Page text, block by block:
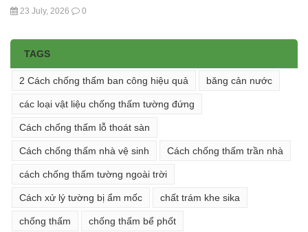
23 July, 2026 0
TAGS
2 Cách chống thấm ban công hiệu quả băng cản nước
các loại vật liệu chống thấm tường đứng
Cách chống thấm lỗ thoát sàn
Cách chống thấm nhà vệ sinh Cách chống thấm trần nhà
cách chống thấm tường ngoài trời
Cách xử lý tường bị ẩm mốc chất trám khe sika
chống thấm chống thấm bể phốt